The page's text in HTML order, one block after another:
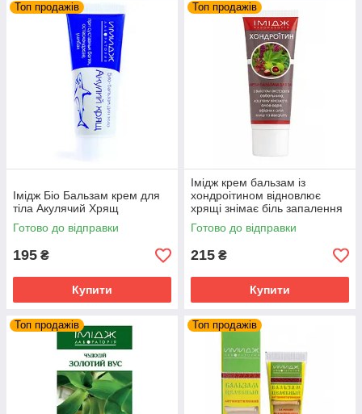
Топ продажів
Імідж Біо Бальзам крем для
тіла Акулячий Хрящ
Готово до відправки
195 ₴
Купити
Топ продажів
Імідж крем бальзам із
хондроітином відновлює
хрящі знімає біль запалення
суглобів та м'язів
Готово до відправки
215 ₴
Купити
Топ продажів Топ продажів